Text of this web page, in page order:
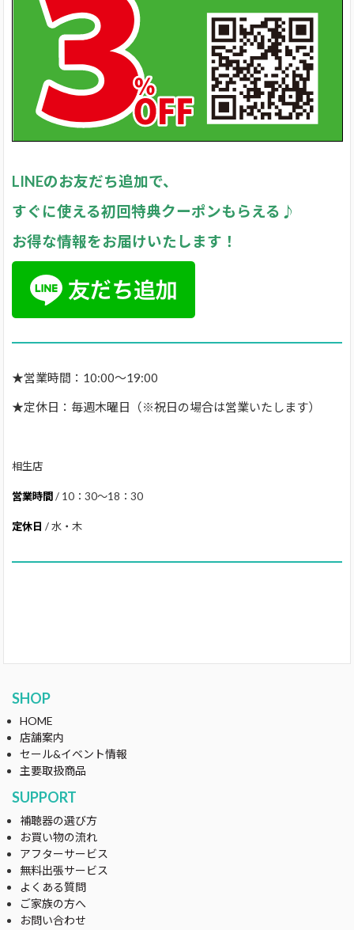
LINEのお友だち追加で、
すぐに使える初回特典クーポンもらえる♪
お得な情報をお届けいたします！
★営業時間：10:00～19:00
★定休日：毎週木曜日（※祝日の場合は営業いたします）
相生店
営業時間 / 10：30～18：30
定休日 / 水・木
SHOP
HOME
店舗案内
セール&イベント情報
主要取扱商品
SUPPORT
補聴器の選び方
お買い物の流れ
アフターサービス
無料出張サービス
よくある質問
ご家族の方へ
お問い合わせ